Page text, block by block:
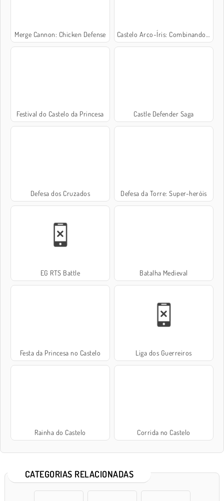
Merge Cannon: Chicken Defense Castelo Arco-Íris: Combinando Cores
Festival do Castelo da Princesa Castle Defender Saga
Defesa dos Cruzados Defesa da Torre: Super-heróis
EG RTS Battle Batalha Medieval
Festa da Princesa no Castelo Liga dos Guerreiros
Rainha do Castelo Corrida no Castelo
CATEGORIAS RELACIONADAS